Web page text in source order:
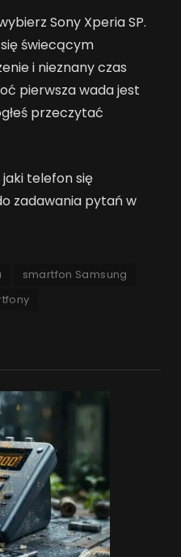
Sony Xperia SP.
świecącym
i nieznany czas
pierwsza wada jest
przeczytać
telefon się
zadawania pytań w
smartfon Samsung